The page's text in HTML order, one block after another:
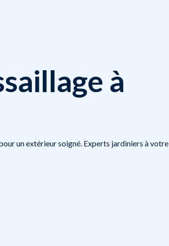
à
un extérieur soigné. Experts jardiniers à votre